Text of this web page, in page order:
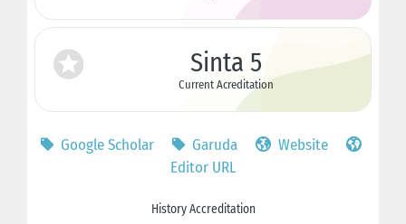
Sinta 5
Current Acreditation
Google Scholar Garuda
Website
Editor URL
History Accreditation